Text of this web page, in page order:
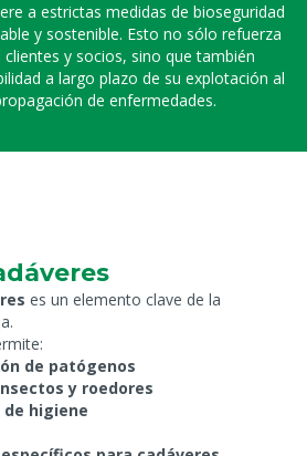
a estrictas medidas de bioseguridad
y sostenible. Esto no sólo refuerza
y socios, sino que también
a largo plazo de su explotación al
de enfermedades.
es un elemento clave de la
de patógenos
y roedores
de higiene